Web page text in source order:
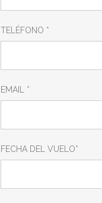
TELÉFONO *
EMAIL *
FECHA DEL VUELO*